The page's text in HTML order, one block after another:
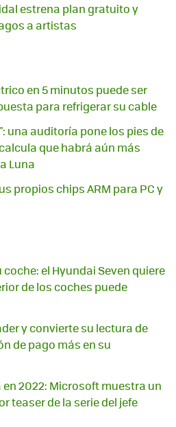
estrena plan gratuito y
a artistas
en 5 minutos puede ser
para refrigerar su cable
una auditoría pone los pies de
que habrá aún más
Luna
propios chips ARM para PC y
el Hyundai Seven quiere
de los coches puede
y convierte su lectura de
de pago más en su
en 2022: Microsoft muestra un
teaser de la serie del jefe